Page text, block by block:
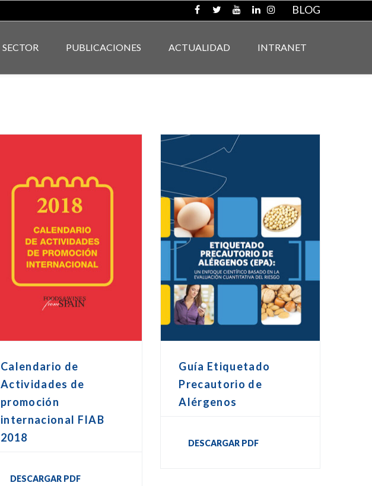
BLOG
SECTOR PUBLICACIONES ACTUALIDAD INTRANET
Calendario de
Actividades de
promoción
internacional FIAB
2018
DESCARGAR PDF
Guía Etiquetado
Precautorio de
Alérgenos
DESCARGAR PDF